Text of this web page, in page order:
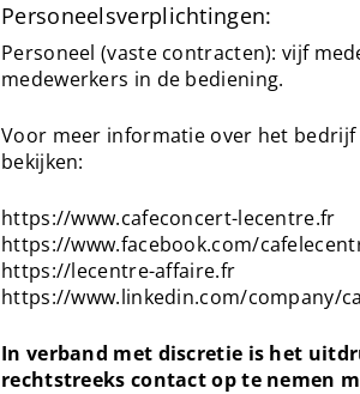
Personeelsverplichtingen:
Personeel (vaste contracten): vijf
medewerkers in de bediening.
Voor meer informatie over het
bekijken:
https://www.cafeconcert-lecentre.fr
https://www.facebook.com/
https://lecentre-affaire.fr
https://www.linkedin.com/company/
In verband met discretie is het
rechtstreeks contact op te nemen